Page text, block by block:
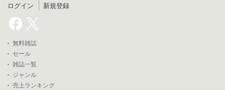
ログイン 新規登録
無料雑誌
セール
雑誌一覧
ジャンル
売上ランキング